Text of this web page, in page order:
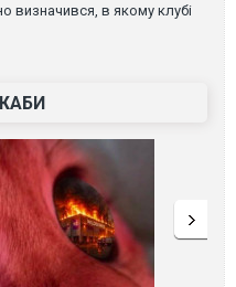
визначився, в якому клубі